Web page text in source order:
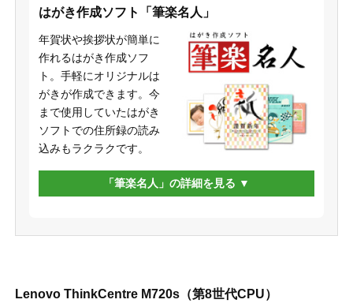
はがき作成ソフト「筆楽名人」
年賀状や挨拶状が簡単に
作れるはがき作成ソフ
ト。手軽にオリジナルは
がきが作成できます。今
まで使用していたはがき
ソフトでの住所録の読み
込みもラクラクです。
「筆楽名人」の詳細を見る
Lenovo ThinkCentre M720s（第8世代CPU）